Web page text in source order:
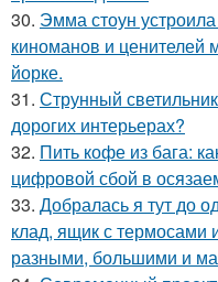
30. Эмма стоун
киноманов и
йорке.
31. Струнный
дорогих интерьерах?
32. Пить кофе из бага:
цифровой сбой в
33. Добралась я тут до
клад, ящик с термосами
разными, большими и